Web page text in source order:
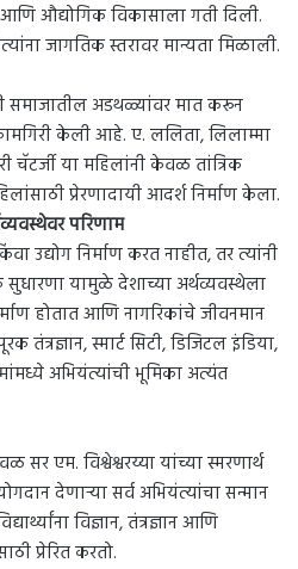
आणि औद्योगिक विकासाला गती दिली.
जागतिक स्तरावर मान्यता मिळाली.
समाजातील अडथळ्यांवर मात करून
केली आहे. ए. ललिता, लिलाम्मा
चॅटर्जी या महिलांनी केवळ तांत्रिक
प्रेरणादायी आदर्श निर्माण केला.
परिणाम
उद्योग निर्माण करत नाहीत, तर त्यांनी
यामुळे देशाच्या अर्थव्यवस्थेला
होतात आणि नागरिकांचे जीवनमान
तंत्रज्ञान, स्मार्ट सिटी, डिजिटल इंडिया,
अभियंत्यांची भूमिका अत्यंत
सर एम. विश्वेश्वरय्या यांच्या स्मरणार्थ
देणाऱ्या सर्व अभियंत्यांचा सन्मान
विज्ञान, तंत्रज्ञान आणि
प्रेरित करतो.